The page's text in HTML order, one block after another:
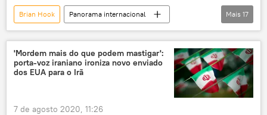
Brian Hook
Panorama internacional
Mundo
Américas
Donald Trump
Joe Biden
Irã
Estados Unidos
Oriente Médio
Mais 17
'Mordem mais do que podem mastigar':
porta-voz iraniano ironiza novo enviado
dos EUA para o Irã
7 de agosto 2020, 11:26